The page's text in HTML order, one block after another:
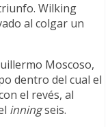
Wilking
al colgar un
Moscoso,
dentro del cual el
el revés, al
inningseis.